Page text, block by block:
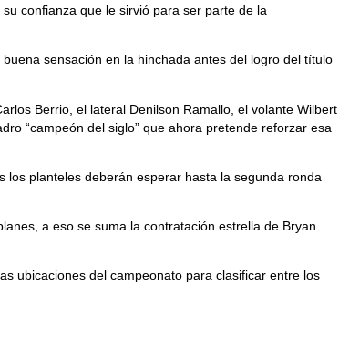
confianza que le sirvió para ser parte de la
sensación en la hinchada antes del logro del título
Berrio, el lateral Denilson Ramallo, el volante Wilbert
“campeón del siglo” que ahora pretende reforzar esa
planteles deberán esperar hasta la segunda ronda
a eso se suma la contratación estrella de Bryan
ubicaciones del campeonato para clasificar entre los